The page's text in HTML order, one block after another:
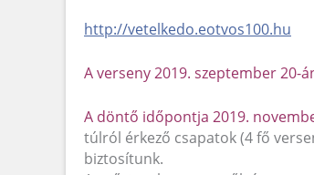
http://vetelkedo.eotvos100.hu
A verseny 2019. szeptember 20-
A döntő időpontja 2019.
túlról érkező csapatok (4 fő
biztosítunk.